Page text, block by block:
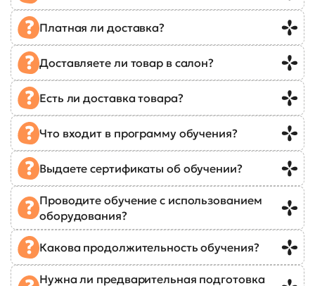
Платная ли доставка?
Доставляете ли товар в салон?
Есть ли доставка товара?
Что входит в программу обучения?
Выдаете сертификаты об обучении?
Проводите обучение с использованием
оборудования?
Какова продолжительность обучения?
Нужна ли предварительная подготовка